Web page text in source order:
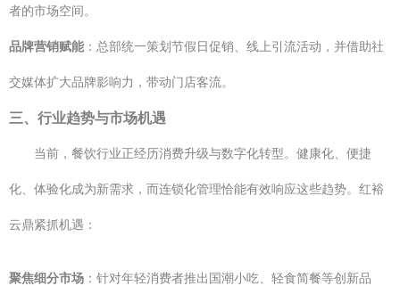
者的市场空间。
品牌营销赋能 ：总部统一策划节假日促销、线上引流活动，并借助社
交媒体扩大品牌影响力，带动门店客流。
三、行业趋势与市场机遇
当前，餐饮行业正经历消费升级与数字化转型。健康化、便捷
化、体验化成为新需求，而连锁化管理恰能有效响应这些趋势。红裕
云鼎紧抓机遇：
聚焦细分市场 ：针对年轻消费者推出国潮小吃、轻食简餐等创新品